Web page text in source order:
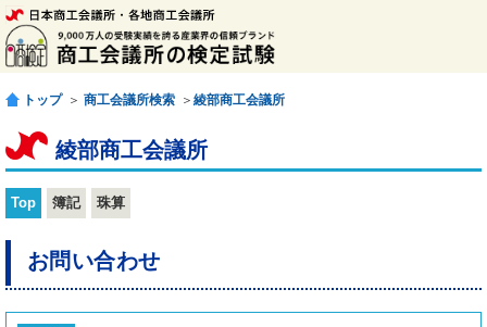
トップ ＞ 商工会議所検索 ＞ 綾部商工会議所
綾部商工会議所
Top 簿記 珠算
お問い合わせ